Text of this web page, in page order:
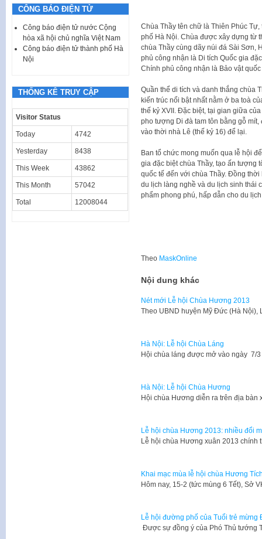
Chùa Thầy tên chữ là Thiên Phúc
phố Hà Nội. Chùa được xây dựng từ
chùa Thầy cùng dãy núi đá Sài Sơn,
phủ công nhận là Di tích Quốc gia
Chính phủ công nhận là Bảo vật quốc
Quần thể di tích và danh thắng chùa
kiến trúc nổi bật nhất nằm ở ba toà
thế kỷ XVII. Đặc biệt, tại gian giữa
pho tượng Di đà tam tôn bằng gỗ
vào thời nhà Lê (thế kỷ 16) để lại.
Ban tổ chức mong muốn qua lễ hội
gia đặc biệt chùa Thầy, tạo ấn tượng
quốc tế đến với chùa Thầy. Đồng
du lịch làng nghề và du lịch sinh thái
phẩm phong phú, hấp dẫn cho du
Theo MaskOnline
Nội dung khác
Nét mới Lễ hội Chùa Hương 2013
​Theo UBND huyện Mỹ Đức (Hà
Hà Nội: Lễ hội Chùa Láng
​Hội chùa láng được mở vào ngày 7/
Hà Nội: Lễ hội Chùa Hương
​Hội chùa Hương diễn ra trên địa
Lễ hội chùa Hương 2013: nhiều đổi
​Lễ hội chùa Hương xuân 2013
Khai mạc mùa lễ hội chùa Hương
​Hôm nay, 15-2 (tức mùng 6 Tết), Sở
Lễ hội đường phố của Tuổi trẻ mừng
Được sự đồng ý của Phó Thủ
CÔNG BÁO ĐIỆN TỬ
Công báo điện tử nước Cộng
hòa xã hội chủ nghĩa Việt Nam
Công báo điện tử thành phố Hà
Nội
THỐNG KÊ TRUY CẬP
Visitor Status
Today 4742
Yesterday 8438
This Week 43862
This Month 57042
Total 12008044